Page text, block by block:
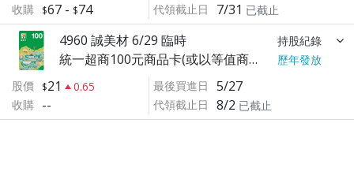
收購
67 - 74 代領截止日 7/31 已截止
4960 誠美材 6/29 臨時 持股紀錄
統一超商100元商品卡(或以等值商品替代之)
歷年發放
股價
21
0.65
收購 --
最後買進日 5/27
代領截止日 8/2 已截止